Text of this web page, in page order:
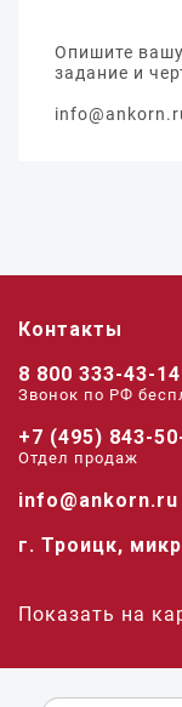
Опишите
задание и
Контакты
8 800 333-43-14
Звонок по РФ
+7 (495) 843-
Отдел продаж
info@ankorn.ru
г. Троицк,
Показать на